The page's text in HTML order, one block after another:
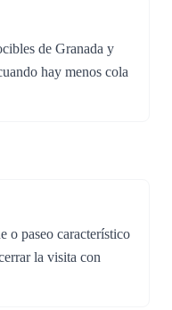
de Granada y
hay menos cola
o paseo característico
la visita con